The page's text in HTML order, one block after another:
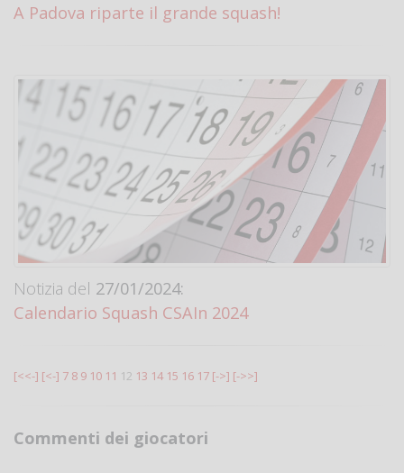
A Padova riparte il grande squash!
Notizia del 27/01/2024:
Calendario Squash CSAIn 2024
[<<-] [<-] 7 8 9 10 11 12 13 14 15 16 17 [->] [->>]
Commenti dei giocatori